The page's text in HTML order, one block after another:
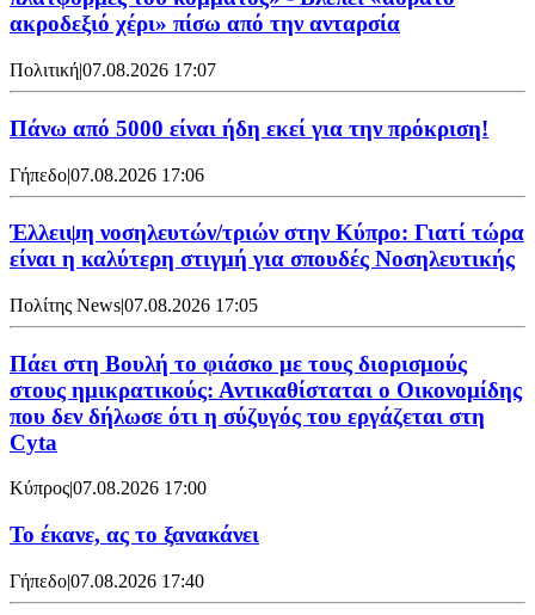
ακροδεξιό χέρι» πίσω από την ανταρσία
Πολιτική|07.08.2026 17:07
Πάνω από 5000 είναι ήδη εκεί για την πρόκριση!
Γήπεδο|07.08.2026 17:06
Έλλειψη νοσηλευτών/τριών στην Κύπρο: Γιατί τώρα
είναι η καλύτερη στιγμή για σπουδές Νοσηλευτικής
Πολίτης News|07.08.2026 17:05
Πάει στη Βουλή το φιάσκο με τους διορισμούς
στους ημικρατικούς: Αντικαθίσταται ο Οικονομίδης
που δεν δήλωσε ότι η σύζυγός του εργάζεται στη
Cyta
Κύπρος|07.08.2026 17:00
Το έκανε, ας το ξανακάνει
Γήπεδο|07.08.2026 17:40